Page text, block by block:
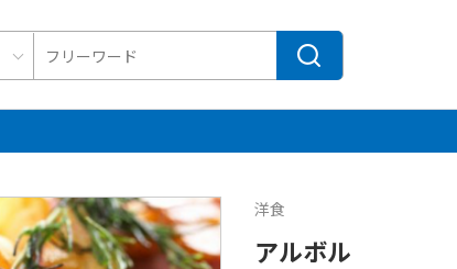
洋食
アルボル